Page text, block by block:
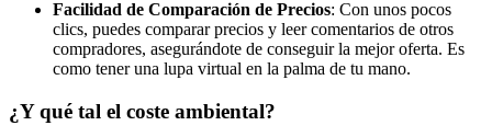
Facilidad de Comparación de Precios: Con unos pocos
clics, puedes comparar precios y leer comentarios de otros
compradores, asegurándote de conseguir la mejor oferta. Es
como tener una lupa virtual en la palma de tu mano.
¿Y qué tal el coste ambiental?